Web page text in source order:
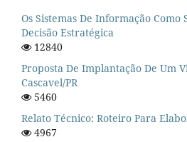
Os Sistemas De Informação Como
Decisão Estratégica
12840
Proposta De Implantação De Um
Cascavel/PR
5460
Relato Técnico: Roteiro Para
4967